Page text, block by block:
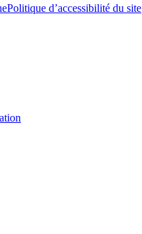
Politique d’accessibilité du site